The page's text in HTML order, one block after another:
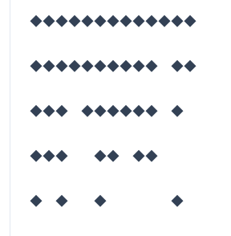
◆◆◆◆◆◆◆◆◆◆◆◆◆
◆◆◆◆◆◆◆◆◆◆ ◆◆
◆◆◆ ◆◆◆◆◆◆ ◆
◆◆◆ ◆◆ ◆◆
◆ ◆ ◆ ◆